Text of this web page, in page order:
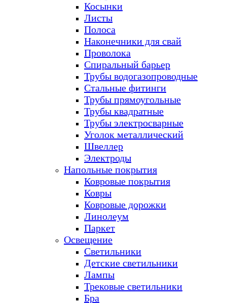
Косынки
Листы
Полоса
Наконечники для свай
Проволока
Спиральный барьер
Трубы водогазопроводные
Стальные фитинги
Трубы прямоугольные
Трубы квадратные
Трубы электросварные
Уголок металлический
Швеллер
Электроды
Напольные покрытия
Ковровые покрытия
Ковры
Ковровые дорожки
Линолеум
Паркет
Освещение
Светильники
Детские светильники
Лампы
Трековые светильники
Бра